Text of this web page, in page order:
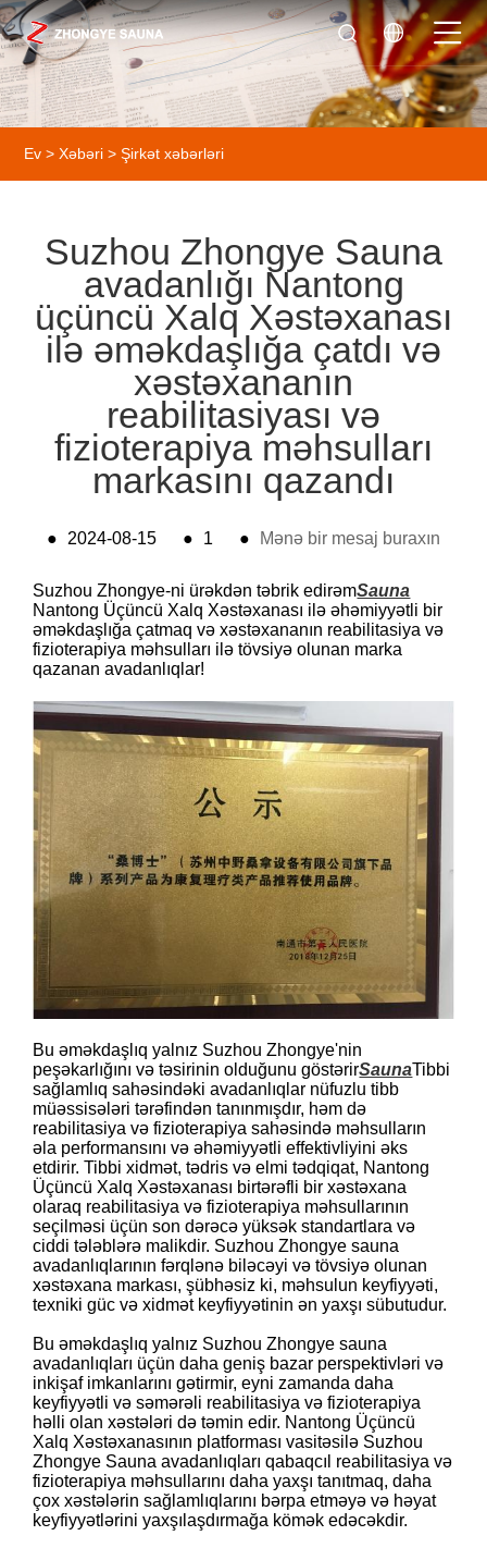
Ev > Xəbəri >Şirkət xəbərləri
Suzhou Zhongye Sauna
avadanlığı Nantong
üçüncü Xalq Xəstəxanası
ilə əməkdaşlığa çatdı və
xəstəxananın
reabilitasiyası və
fizioterapiya məhsulları
markasını qazandı
● 2024-08-15 ● 1 ● Mənə bir mesaj buraxın
Suzhou Zhongye-ni ürəkdən təbrik edirəmSauna
Nantong Üçüncü Xalq Xəstəxanası ilə əhəmiyyətli bir
əməkdaşlığa çatmaq və xəstəxananın reabilitasiya və
fizioterapiya məhsulları ilə tövsiyə olunan marka
qazanan avadanlıqlar!
Bu əməkdaşlıq yalnız Suzhou Zhongye'nin
peşəkarlığını və təsirinin olduğunu göstərirSaunaTibbi
sağlamlıq sahəsindəki avadanlıqlar nüfuzlu tibb
müəssisələri tərəfindən tanınmışdır, həm də
reabilitasiya və fizioterapiya sahəsində məhsulların
əla performansını və əhəmiyyətli effektivliyini əks
etdirir. Tibbi xidmət, tədris və elmi tədqiqat, Nantong
Üçüncü Xalq Xəstəxanası birtərəfli bir xəstəxana
olaraq reabilitasiya və fizioterapiya məhsullarının
seçilməsi üçün son dərəcə yüksək standartlara və
ciddi tələblərə malikdir. Suzhou Zhongye sauna
avadanlıqlarının fərqlənə biləcəyi və tövsiyə olunan
xəstəxana markası, şübhəsiz ki, məhsulun keyfiyyəti,
texniki güc və xidmət keyfiyyətinin ən yaxşı sübutudur.
Bu əməkdaşlıq yalnız Suzhou Zhongye sauna
avadanlıqları üçün daha geniş bazar perspektivləri və
inkişaf imkanlarını gətirmir, eyni zamanda daha
keyfiyyətli və səmərəli reabilitasiya və fizioterapiya
həlli olan xəstələri də təmin edir. Nantong Üçüncü
Xalq Xəstəxanasının platforması vasitəsilə Suzhou
Zhongye Sauna avadanlıqları qabaqcıl reabilitasiya və
fizioterapiya məhsullarını daha yaxşı tanıtmaq, daha
çox xəstələrin sağlamlıqlarını bərpa etməyə və həyat
keyfiyyətlərini yaxşılaşdırmağa kömək edəcəkdir.